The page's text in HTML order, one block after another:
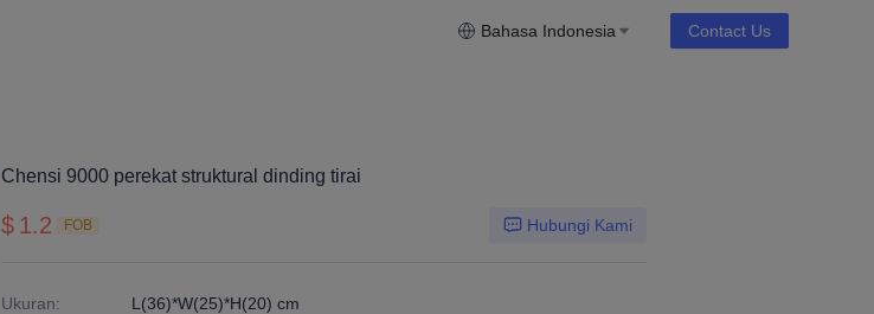
Bahasa Indonesia Contact Us
Chensi 9000 perekat struktural dinding tirai
$ 1.2 FOB Hubungi Kami
Ukuran: L(36)*W(25)*H(20) cm